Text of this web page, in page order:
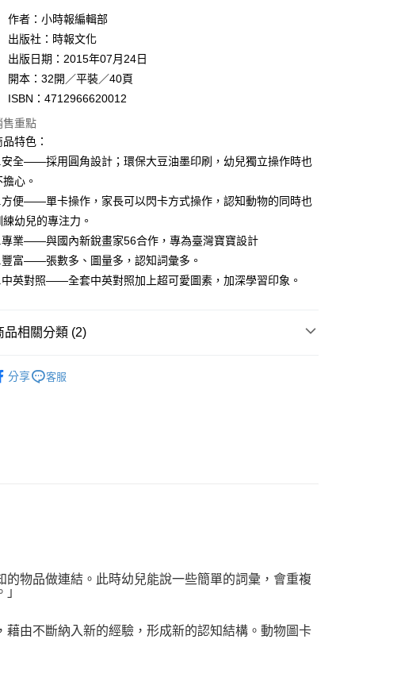
款後全家取貨
筆NT$60，滿NT$499(含以上)免運費
款後7-11取貨
筆NT$60，滿NT$499(含以上)免運費
配
筆NT$100，滿NT$499(含以上)免運費
作者：小時報編輯部
出版社：時報文化
出版日期：2015年07月24日
開本：32開／平裝／40頁
ISBN：4712966620012
售重點
品特色：
安全——採用圓角設計；環保大豆油墨印刷，幼兒獨立操作時也
擔心。
方便——單卡操作，家長可以閃卡方式操作，認知動物的同時也
練幼兒的專注力。
專業——與國內新銳畫家56合作，專為臺灣寶寶設計
富——張數多、圖量多，認知詞彙多。
英對照——全套中英對照加上超可愛圖素，加深學習印象。
品相關分類 (2)
分享 客服
物品做連結。此時幼兒能說一些簡單的詞彙，會重複
由不斷納入新的經驗，形成新的認知結構。動物圖卡